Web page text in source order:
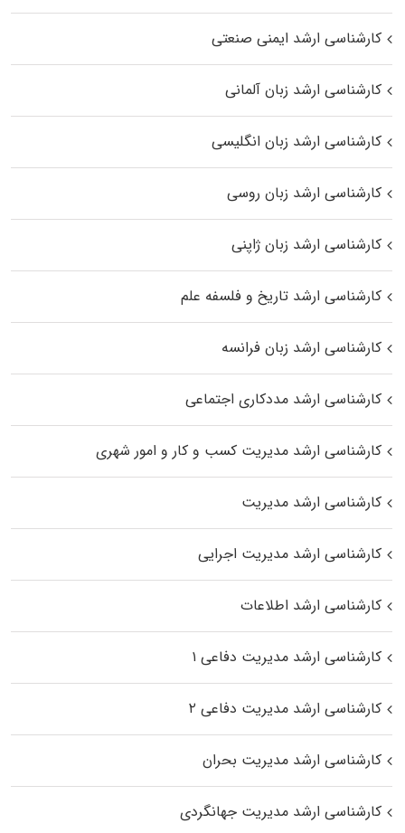
کارشناسی ارشد ایمنی صنعتی
کارشناسی ارشد زبان آلمانی
کارشناسی ارشد زبان انگلیسی
کارشناسی ارشد زبان روسی
کارشناسی ارشد زبان ژاپنی
کارشناسی ارشد تاریخ و فلسفه علم
کارشناسی ارشد زبان فرانسه
کارشناسی ارشد مددکاری اجتماعی
کارشناسی ارشد مدیریت کسب و کار و امور شهری
کارشناسی ارشد مدیریت
کارشناسی ارشد مدیریت اجرایی
کارشناسی ارشد اطلاعات
کارشناسی ارشد مدیریت دفاعی ۱
کارشناسی ارشد مدیریت دفاعی ۲
کارشناسی ارشد مدیریت بحران
کارشناسی ارشد مدیریت جهانگردی